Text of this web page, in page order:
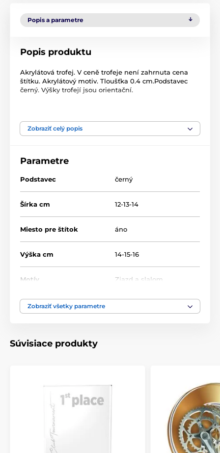
Popis a parametre
Popis produktu
Akrylátová trofej. V ceně trofeje není zahrnuta cena
štítku. Akrylátový motiv. Tloušťka 0.4 cm.Podstavec
černý. Výšky trofejí jsou orientační.
Zjazd, slalom Zimné športy
Zobraziť celý popis
Parametre
Podstavec černý
Šírka cm 12-13-14
Miesto pre štítok áno
Výška cm 14-15-16
Motív Zjazd a slalom
Typ ocenenia
Zobraziť všetky parametre
Súvisiace produkty